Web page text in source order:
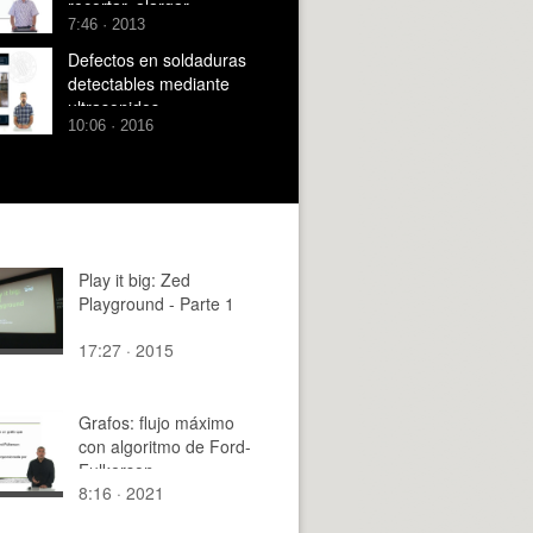
XV
recortar, alargar,
empalme y esculpir
7:46 · 2013
Defectos en soldaduras
detectables mediante
ultrasonidos
10:06 · 2016
Play it big: Zed
Playground - Parte 1
17:27 · 2015
Grafos: flujo máximo
con algoritmo de Ford-
Fulkerson
8:16 · 2021